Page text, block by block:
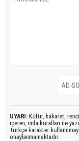
UYARI: Küfür, hakaret,
içeren, imla kuralları ile
Türkçe karakter
onaylanmamaktadır.